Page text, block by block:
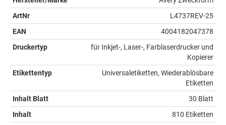
ArtNr
L4737REV-25
EAN
4004182047378
Druckertyp
für Inkjet-, Laser-, Farblaserdrucker und
Kopierer
Etikettentyp
Universaletiketten, Wiederablösbare
Etiketten
Inhalt Blatt
30 Blatt
Inhalt
810 Etiketten